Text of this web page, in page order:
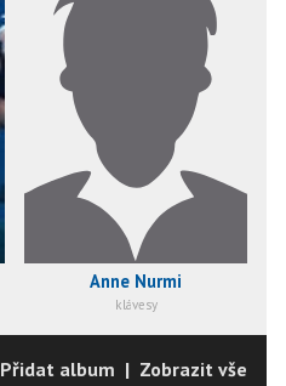
Anne Nurmi
klávesy
Přidat album | Zobrazit vše